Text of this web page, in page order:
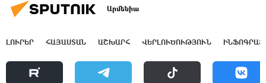
Արմենիա
ԼՈՒՐԵՐ ՀԱՅԱՍՏԱՆ ԱՇԽԱՐՀ ՎԵՐԼՈՒԾՈՒԹՅՈՒՆ